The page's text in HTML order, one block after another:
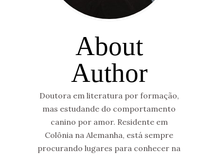
About
Author
Doutora em literatura por formação,
mas estudande do comportamento
canino por amor. Residente em
Colônia na Alemanha, está sempre
procurando lugares para conhecer na